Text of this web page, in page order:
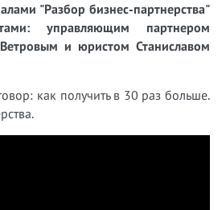
"Разбор бизнес-партнерства"
управляющим партнером
и юристом Станиславом
как получить в 30 раз больше.